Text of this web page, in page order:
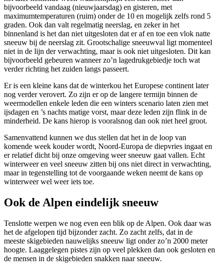
bijvoorbeeld vandaag (nieuwjaarsdag) en gisteren, met
maximumtemperaturen (ruim) onder de 10 en mogelijk zelfs rond 5
graden. Ook dan valt regelmatig neerslag, en zeker in het
binnenland is het dan niet uitgesloten dat er af en toe een vlok natte
sneeuw bij de neerslag zit. Grootschalige sneeuwval ligt momenteel
niet in de lijn der verwachting, maar is ook niet uitgesloten. Dit kan
bijvoorbeeld gebeuren wanneer zo’n lagedrukgebiedje toch wat
verder richting het zuiden langs passeert.
Er is een kleine kans dat de winterkou het Europese continent later
nog verder verovert. Zo zijn er op de langere termijn binnen de
weermodellen enkele leden die een winters scenario laten zien met
ijsdagen en ’s nachts matige vorst, maar deze leden zijn flink in de
minderheid. De kans hierop is vooralsnog dan ook niet heel groot.
Samenvattend kunnen we dus stellen dat het in de loop van
komende week kouder wordt, Noord-Europa de diepvries ingaat en
er relatief dicht bij onze omgeving weer sneeuw gaat vallen. Echt
winterweer en veel sneeuw zitten bij ons niet direct in verwachting,
maar in tegenstelling tot de voorgaande weken neemt de kans op
winterweer wel weer iets toe.
Ook de Alpen eindelijk sneeuw
Tenslotte werpen we nog even een blik op de Alpen. Ook daar was
het de afgelopen tijd bijzonder zacht. Zo zacht zelfs, dat in de
meeste skigebieden nauwelijks sneeuw ligt onder zo’n 2000 meter
hoogte. Laaggelegen pistes zijn op veel plekken dan ook gesloten en
de mensen in de skigebieden snakken naar sneeuw.